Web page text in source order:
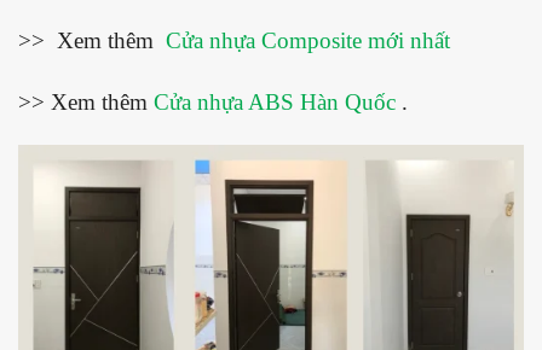
>> Xem thêm Cửa nhựa Composite mới nhất
>> Xem thêm Cửa nhựa ABS Hàn Quốc .